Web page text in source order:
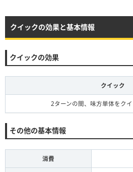
クイックの効果と基本情報
クイックの効果
クイック
2ターンの間、味方単体をク
その他の基本情報
消費